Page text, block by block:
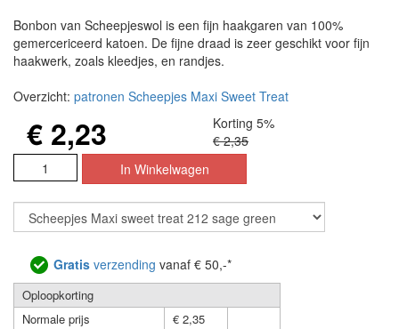
Bonbon van Scheepjeswol is een fijn haakgaren van 100%
gemercericeerd katoen. De fijne draad is zeer geschikt voor fijn
haakwerk, zoals kleedjes, en randjes.
Overzicht: patronen Scheepjes Maxi Sweet Treat
€ 2,23
Korting 5%
€ 2,35
Gratis verzending vanaf € 50,-*
Oploopkorting
Normale prijs
€ 2,35